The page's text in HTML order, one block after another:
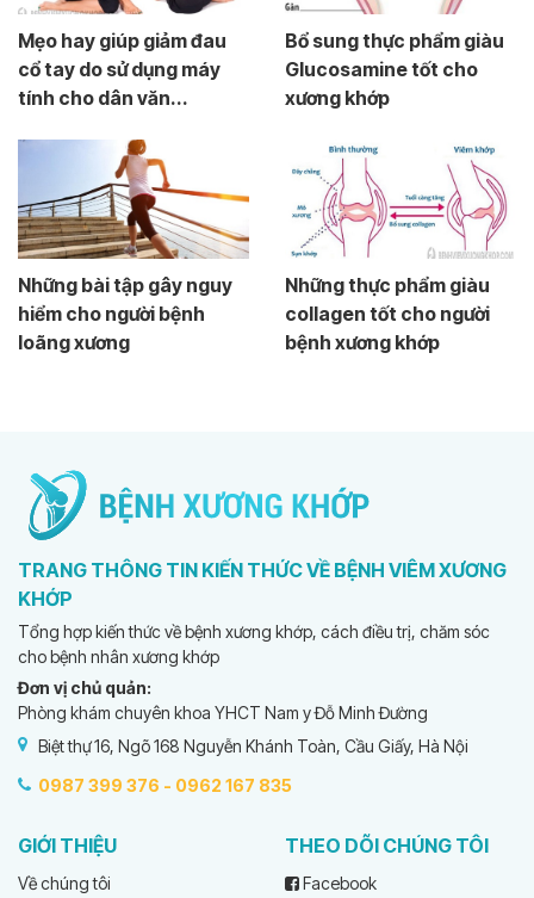
Mẹo hay giúp giảm đau
cổ tay do sử dụng máy
tính cho dân văn...
Bổ sung thực phẩm giàu
Glucosamine tốt cho
xương khớp
Những bài tập gây nguy
hiểm cho người bệnh
loãng xương
Những thực phẩm giàu
collagen tốt cho người
bệnh xương khớp
TRANG THÔNG TIN KIẾN THỨC VỀ BỆNH VIÊM XƯƠNG
KHỚP
Tổng hợp kiến thức về bệnh xương khớp, cách điều trị, chăm sóc
cho bệnh nhân xương khớp
Đơn vị chủ quản:
Phòng khám chuyên khoa YHCT Nam y Đỗ Minh Đường
Biệt thự 16, Ngõ 168 Nguyễn Khánh Toàn, Cầu Giấy, Hà Nội
0987 399 376 - 0962 167 835
GIỚI THIỆU
Về chúng tôi
THEO DÕI CHÚNG TÔI
Facebook